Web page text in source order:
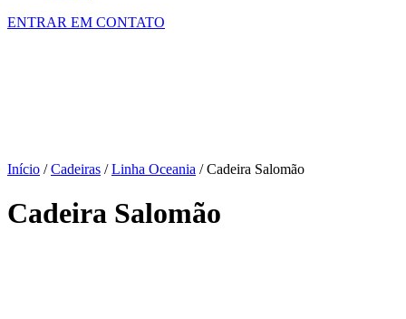
ENTRAR EM CONTATO
Início /Cadeiras /Linha Oceania / Cadeira Salomão
Cadeira Salomão